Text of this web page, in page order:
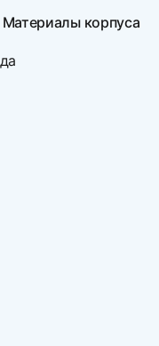
Материалы корпуса